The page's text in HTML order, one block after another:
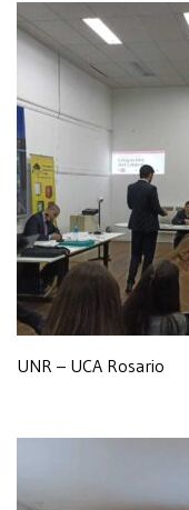
UNR – UCA Rosario